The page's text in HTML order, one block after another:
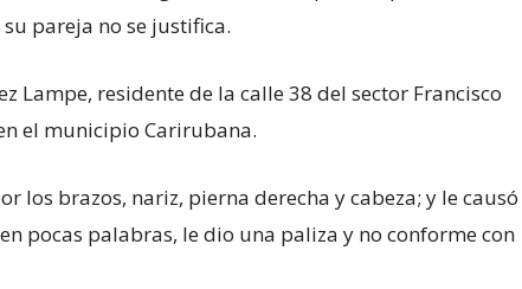
pareja no se justifica.
Lampe, residente de la calle 38 del sector Francisco
el municipio Carirubana.
los brazos, nariz, pierna derecha y cabeza; y le causó
pocas palabras, le dio una paliza y no conforme con